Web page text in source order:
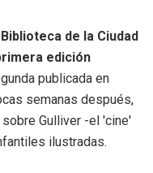
Biblioteca de la Ciudad
edición
publicada en
semanas después,
sobre Gulliver -el 'cine'
ilustradas.